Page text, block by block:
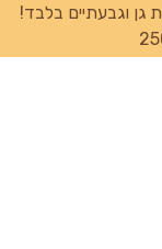
וגבעתיים בלבד!